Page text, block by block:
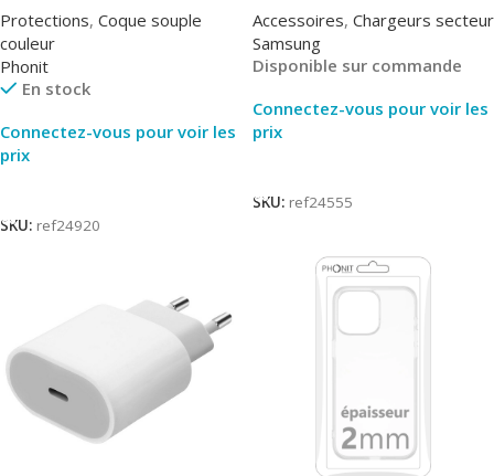
Protections, Coque souple
couleur
Phonit
En stock
Connectez-vous pour voir les
prix
SKU: ref24920
Packaging Original
Accessoires, Chargeurs secteur
Samsung
Disponible sur commande
Connectez-vous pour voir les
prix
SKU: ref24555